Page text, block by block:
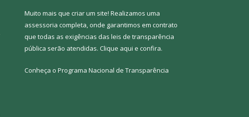
Muito mais que criar um site! Realizamos uma
assessoria completa, onde garantimos em contrato
que todas as exigências das leis de transparência
pública serão atendidas. Clique aqui e confira.
Conheça o Programa Nacional de Transparência